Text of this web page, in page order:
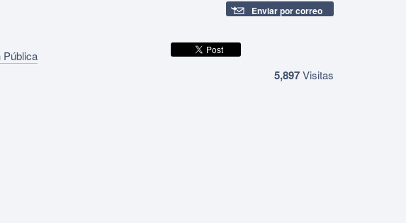
Pública
Enviar por correo
5,897Visitas